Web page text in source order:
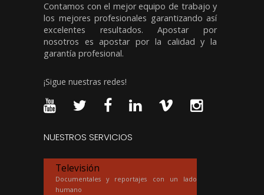
Contamos con el mejor equipo de trabajo y
los mejores profesionales garantizando así
excelentes resultados. Apostar por
nosotros es apostar por la calidad y la
garantía profesional.
¡Sigue nuestras redes!
NUESTROS SERVICIOS
Televisión
Documentales y reportajes con un lado
humano